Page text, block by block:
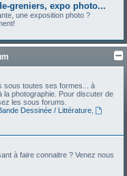
greniers, expo photo...
une exposition photo ?
sous toutes ses formes... à
la photographie. Pour discuter de
les sous forums.
Dessinée / Littérature,
à faire connaitre ? Venez nous